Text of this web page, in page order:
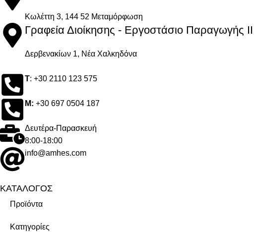
Kωλέττη 3, 144 52 Μεταμόρφωση
Γραφεία Διοίκησης - Εργοστάσιο Παραγωγής ΙΙ
Δερβενακίων 1, Νέα Χαλκηδόνα
Τ: +30 2110 123 575
M: +30 697 0504 187
Δευτέρα-Παρασκευή
8:00-18:00
info@amhes.com
ΚΑΤΑΛΟΓΟΣ
Προϊόντα
Κατηγορίες